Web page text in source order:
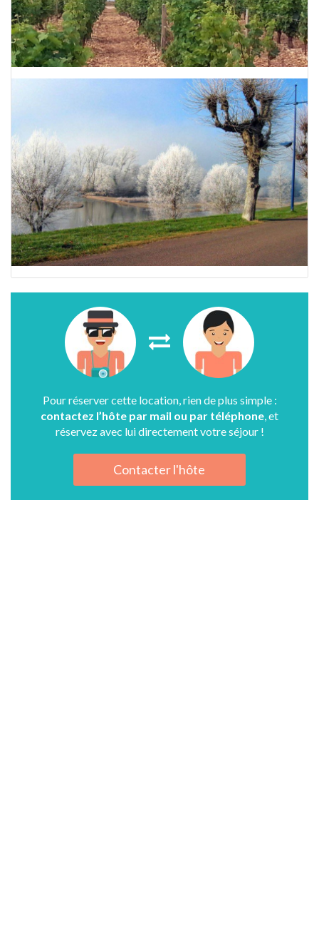
Pour réserver cette location, rien de plus simple :
contactez l’hôte par mail ou par téléphone , et
réservez avec lui directement votre séjour !
Contacter l'hôte